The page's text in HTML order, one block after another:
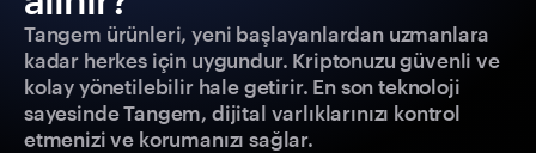
Tangem ürünleri, yeni başlayanlardan uzmanlara
kadar herkes için uygundur. Kriptonuzu güvenli ve
kolay yönetilebilir hale getirir. En son teknoloji
sayesinde Tangem, dijital varlıklarınızı kontrol
etmenizi ve korumanızı sağlar.